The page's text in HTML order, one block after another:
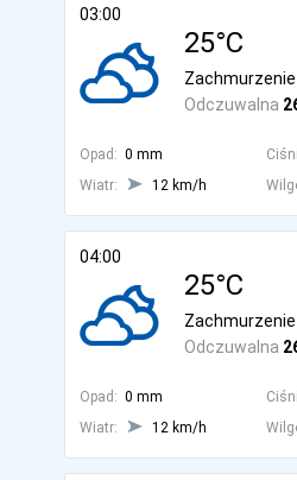
03:00
25°C
Odczuwalna
Opad: 0 mm
Wiatr:
12 km/h
04:00
25°C
Odczuwalna
Opad: 0 mm
Wiatr:
12 km/h